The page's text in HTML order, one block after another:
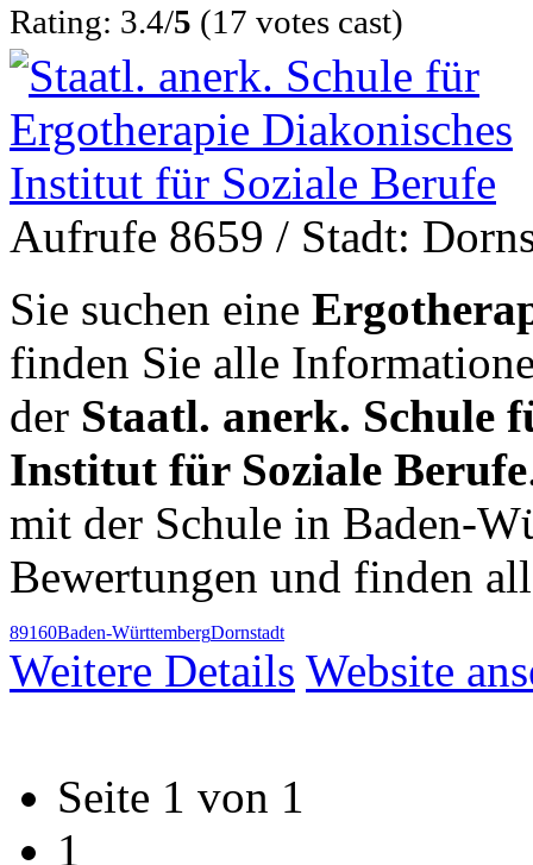
Rating: 3.4/5 (17 votes cast)
Aufrufe 8659 / Stadt:
Sie suchen eine
finden Sie alle
der Staatl. anerk. Schule
Institut für Soziale Berufe
mit der Schule in Baden-
Bewertungen und finden
89160Baden-WürttembergDornstadt
Weitere Details Website
Seite 1 von 1
1